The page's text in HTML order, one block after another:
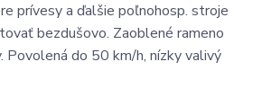
prívesy a ďalšie poľnohosp. stroje
bezdušovo. Zaoblené rameno
Povolená do 50 km/h, nízky valivý